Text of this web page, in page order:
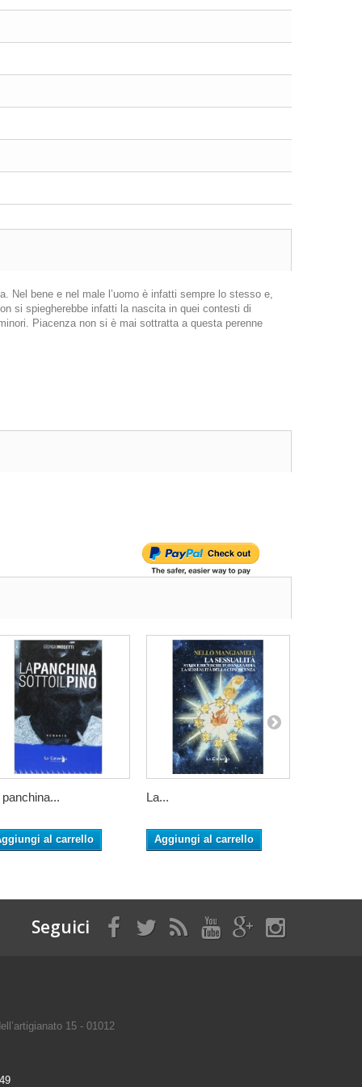
Nel bene e nel male l’uomo è infatti sempre lo stesso e,
si spiegherebbe infatti la nascita in quei contesti di
Piacenza non si è mai sottratta a questa perenne
panchina...
al carrello
La...
Aggiungi al carrello
Seguici
15 - 01012